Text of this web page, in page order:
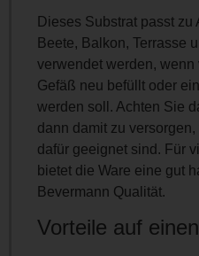
Dieses Substrat passt
Beete, Balkon, Terrasse
verwendet werden,
Gefäß neu befüllt oder
werden soll. Achten Sie
dann damit zu
dafür geeignet sind. Für
bietet die Ware eine gut
Bevermann Qualität.
Vorteile auf